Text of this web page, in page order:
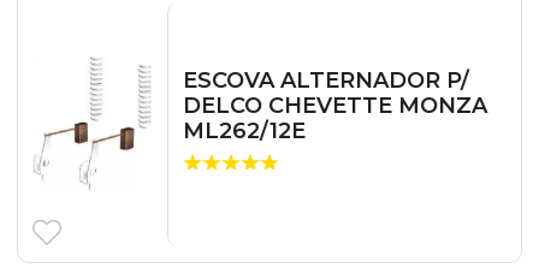
ESCOVA ALTERNADOR P/
DELCO CHEVETTE MONZA
ML262/12E